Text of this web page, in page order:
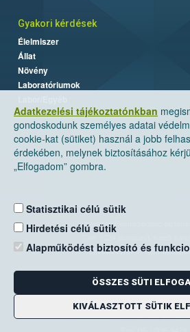
Adatkezelési tájékoztatónkban
gondoskodunk személyes adatai
cookie-kat (sütiket) használ a jobb
érdekében, melynek biztosításához
„Elfogadom” gombra.
Statisztikai célú sütik
Hirdetési célú sütik
Alapműködést biztosító és
ÖSSZES SÜTI
KIVÁLASZTOTT SÜTIK
Gyakori kérdések
Élelmiszer
Állat
Növény
Laboratóriumok
Nemzeti Élelmiszerlánc-
Levelezési cím: 1525
E-mail:
Zöld szám: 06-80/263-
Telefon: 06-1/ 336-